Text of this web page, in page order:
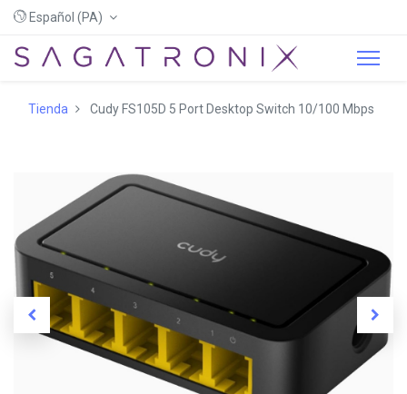
Español (PA)
Tienda Cudy FS105D 5 Port Desktop Switch 10/100 Mbps